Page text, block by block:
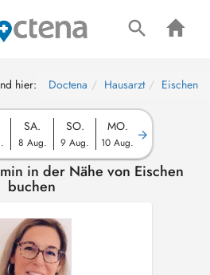
hier: Doctena Hausarzt Eischen
SA.
8 Aug.
SO.
9 Aug.
MO.
10 Aug.
in der Nähe von Eischen
buchen